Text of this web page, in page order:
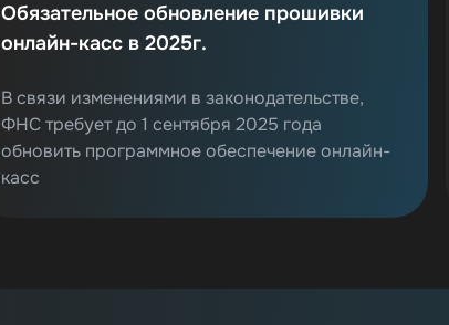
Обязательное обновление прошивки
онлайн-касс в 2025г.
В связи изменениями в законодательстве,
ФНС требует до 1 сентября 2025 года
обновить программное обеспечение онлайн-
касс